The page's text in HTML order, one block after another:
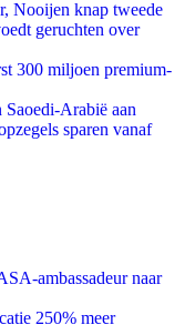
Nooijen knap tweede
geruchten over
300 miljoen premium-
Arabië aan
sparen vanaf
ambassadeur naar
250% meer